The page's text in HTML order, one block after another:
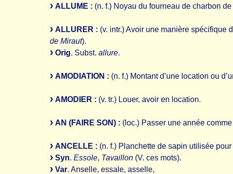
ALLUME : (n. f.) Noyau du fourneau de charbon de
ALLURER : (v. intr.) Avoir une manière spécifique
de Miraut).
Orig. Subst. allure.
AMODIATION : (n. f.) Montant d’une location ou
AMODIER : (v. tr.) Louer, avoir en location.
AN (FAIRE SON) : (loc.) Passer une année
ANCELLE : (n. f.) Planchette de sapin utilisée
Syn. Essole, Tavaillon (V. ces mots).
Var. Anselle, essale, asselle,